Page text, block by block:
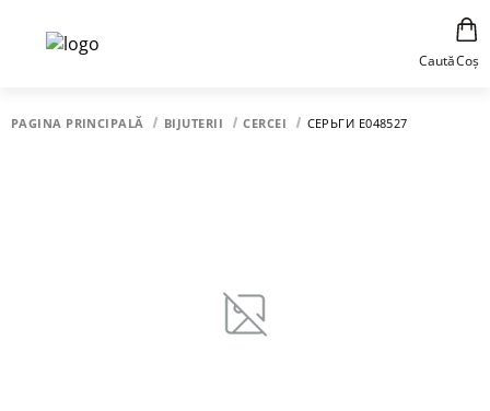
CautăCoș
PAGINA PRINCIPALĂ BIJUTERII CERCEI СЕРЬГИ E048527